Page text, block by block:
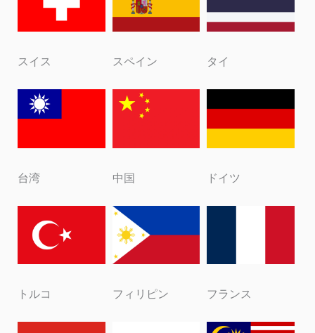
スイス スペイン タイ
台湾 中国 ドイツ
トルコ フィリピン フランス